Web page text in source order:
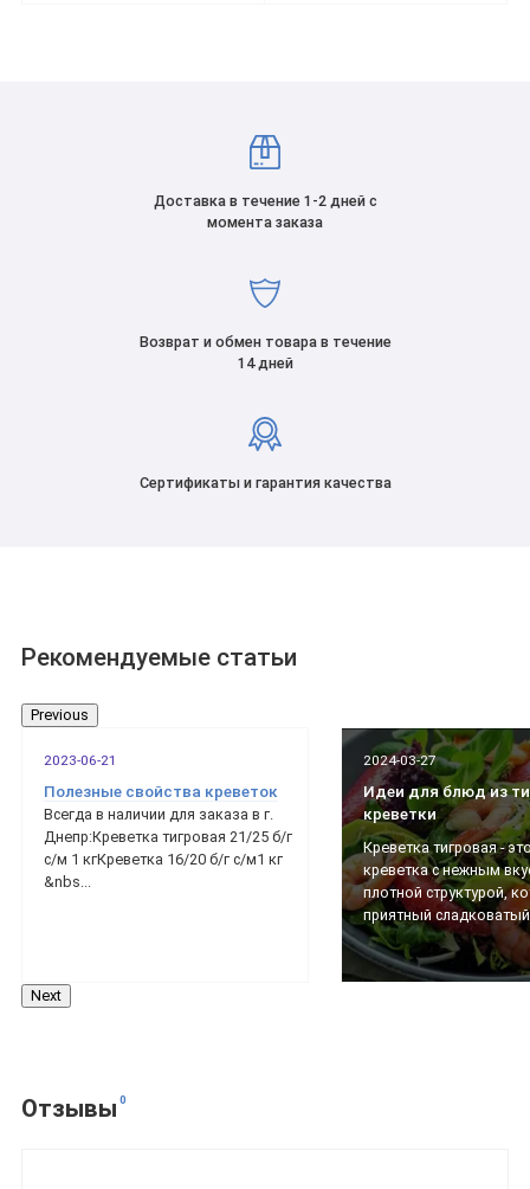
Доставка в течение 1-2 дней с
момента заказа
Возврат и обмен товара в течение
14 дней
Сертификаты и гарантия качества
Рекомендуемые статьи
Previous
2023-06-21
Полезные свойства креветок
Всегда в наличии для заказа в г.
Днепр:Креветка тигровая 21/25 б/г
с/м 1 кгКреветка 16/20 б/г с/м1 кг
&nbs...
2024-03-27
Идеи для блюд из
креветки
Креветка тигровая -
креветка с нежным
плотной структурой,
приятный сладковатый
Next
Отзывы 0